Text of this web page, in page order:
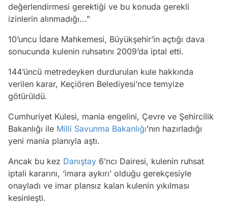
değerlendirmesi gerektiği ve bu konuda gerekli
izinlerin alınmadığı...”
10’uncu İdare Mahkemesi, Büyükşehir’in açtığı dava
sonucunda kulenin ruhsatını 2009’da iptal etti.
144’üncü metredeyken durdurulan kule hakkında
verilen karar, Keçiören Belediyesi’nce temyize
götürüldü.
Cumhuriyet Kulesi, mania engelini, Çevre ve Şehircilik
Bakanlığı ile Milli Savunma Bakanlığı’nın hazırladığı
yeni mania planıyla aştı.
Ancak bu kez Danıştay 6’ncı Dairesi, kulenin ruhsat
iptali kararını, ‘imara aykırı’ olduğu gerekçesiyle
onayladı ve imar plansız kalan kulenin yıkılması
kesinleşti.